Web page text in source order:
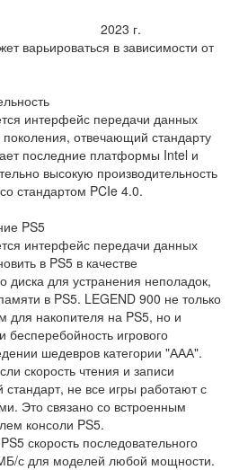
2023 г.
варьироваться в зависимости от
интерфейс передачи данных
отвечающий стандарту
последние платформы Intel и
высокую производительность
стандартом PCIe 4.0.
PS5
интерфейс передачи данных
в PS5 в качестве
диска для устранения неполадок,
в PS5. LEGEND 900 не только
для накопителя на PS5, но и
бесперебойность игрового
шедевров категории "ААА".
скорость чтения и записи
не все игры работают с
Это связано со встроенным
консоли PS5.
скорость последовательного
с для моделей любой мощности.